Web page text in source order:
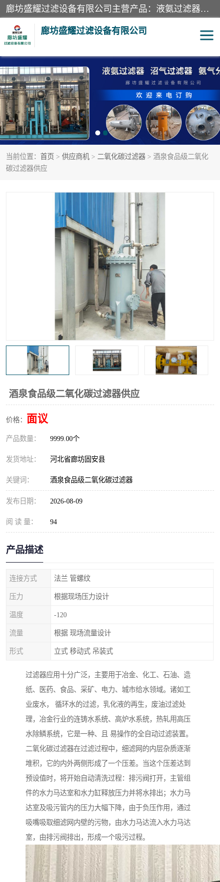
廊坊盛耀过滤设备有限公司主营产品：液氨过滤器、沼气过滤器、氨气分离器、二氧化碳过滤器、过滤器、液氨氨气过滤器、天然气过滤器、管道过滤器、*过滤器、液氨除油除水过滤器、氨气除油除水过滤器、焦炉煤气除焦油过滤器等。
廊坊盛耀过滤设备有限公司
当前位置： 首页 > 供应商机 > 二氧化碳过滤器 > 酒泉食品级二氧化
碳过滤器供应
酒泉食品级二氧化碳过滤器供应
价格： 面议
产品数量： 9999.00个
发货地址： 河北省廊坊固安县
关键词： 酒泉食品级二氧化碳过滤器
发布日期： 2026-08-09
阅 读 量： 94
产品描述
连接方式 法兰 管螺纹
压力 根据现场压力设计
温度 -120
流量 根据 现场流量设计
形式 立式 移动式 吊装式
过滤器应用十分广泛，主要用于冶金、化工、石油、造
纸、医药、食品、采矿、电力、城市给水领域。诸如工
业废水， 循环水的过滤，乳化液的再生，废油过滤处
理，冶金行业的连铸水系统、高炉水系统，热轧用高压
水除鳞系统，它是一种、且 易操作的全自动过滤装置。
二氧化碳过滤器在过滤过程中，细滤网的内层杂质逐渐
堆积，它的内外两侧形成了一个压差。当这个压差达到
预设值时，将开始自动清洗过程：排污阀打开，主管组
件的水力马达室和水力缸释放压力并将水排出；水力马
达室及吸污管内的压力大幅下降，由于负压作用，通过
吸嘴吸取细滤网内壁的污物，由水力马达流入水力马达
室，由排污阀排出，形成一个吸污过程。
二氧化碳过滤器 过滤器
液氨氨气过滤器 沼气过滤器
天然气过滤器 管道过滤器
甲醇过滤器 液氨除油除水过滤器
硝酸尾气分离器 酸雾聚结分离器
高炉煤气过滤器 替代进口过滤器
化工盐酸气聚结器 耐腐蚀除雾器滤芯